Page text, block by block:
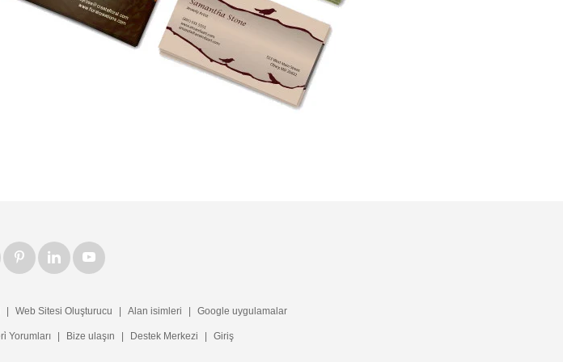
Web Sitesi Oluşturucu Alan isimleri Google uygulamalar
Yorumları Bize ulaşın Destek Merkezi Giriş